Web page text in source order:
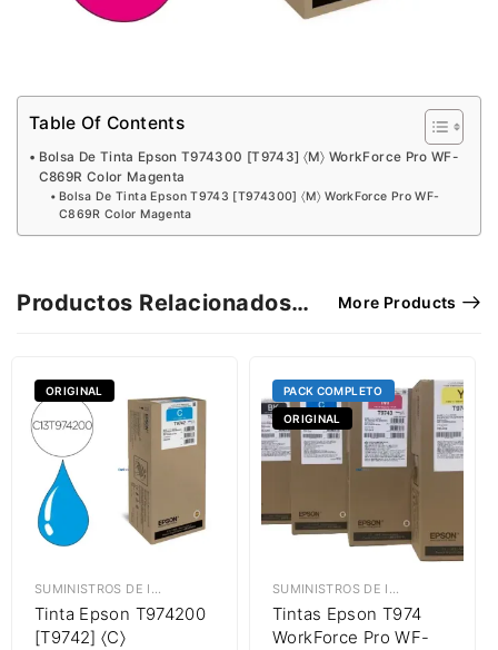
Table Of Contents
Bolsa De Tinta Epson T974300 [T9743] 〈M〉 WorkForce Pro WF-
C869R Color Magenta
Bolsa De Tinta Epson T9743 [T974300] 〈M〉 WorkForce Pro WF-
C869R Color Magenta
Productos Relacionados… More Products
ORIGINAL
SUMINISTROS DE IMPRESIÓN TINTAS EPSON
Tinta Epson T974200
[T9742] 〈C〉
PACK COMPLETO
ORIGINAL
SUMINISTROS DE IMPRESIÓN
Tintas Epson T974
WorkForce Pro WF-